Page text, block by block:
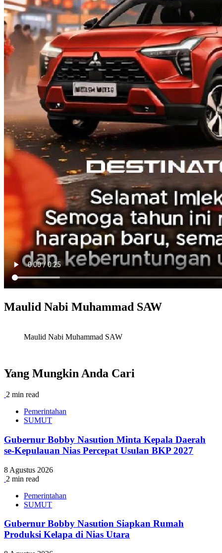
Maulid Nabi Muhammad SAW
Maulid Nabi Muhammad SAW
Yang Mungkin Anda Cari
2 min read
Pemerintahan
SUMUT
Gubernur Bobby Nasution Minta Kepala Daerah
se-Kepulauan Nias Percepat Usulan BKP 2027
8 Agustus 2026
2 min read
Pemerintahan
SUMUT
Gubernur Bobby Nasution Siapkan Rumah
Produksi Kelapa di Nias Utara